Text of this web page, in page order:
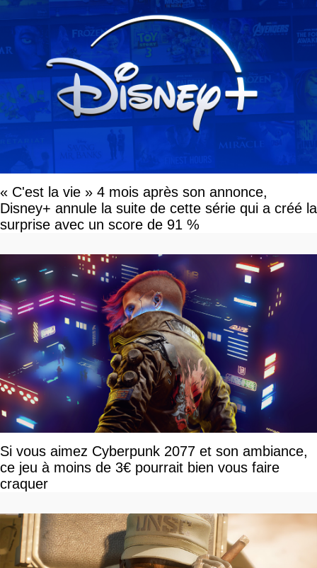
« C'est la vie » 4 mois après son annonce,
Disney+ annule la suite de cette série qui a créé la
surprise avec un score de 91 %
Si vous aimez Cyberpunk 2077 et son ambiance,
ce jeu à moins de 3€ pourrait bien vous faire
craquer